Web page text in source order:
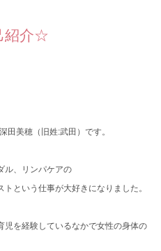
紹介☆
田美穂（旧姓:武田）です。
ル、リンパケアの
という仕事が大好きになりました。
児を経験しているなかで女性の身体の